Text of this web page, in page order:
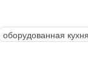
оборудованная кухня